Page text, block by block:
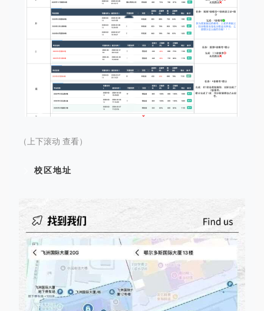
（上下滚动 查看）
校区地址